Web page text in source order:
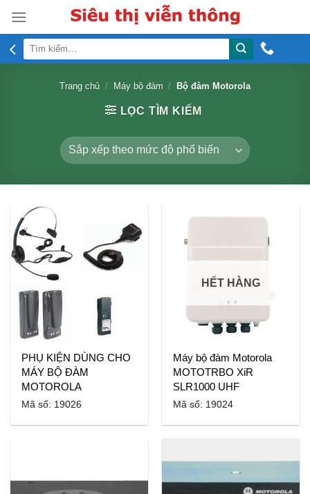
content
Tìm
kiếm:
Trang chủ / Máy bộ đàm / Bộ đàm Motorola
LỌC TÌM KIẾM
PHỤ KIỆN DÙNG CHO
MÁY BỘ ĐÀM
MOTOROLA
Mã số: 19026
HẾT HÀNG
Máy bộ đàm Motorola
MOTOTRBO XiR
SLR1000 UHF
Mã số: 19024